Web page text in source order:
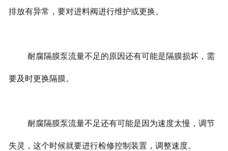
排放有异常，要对进料阀进行维护或更换。
耐腐隔膜泵流量不足的原因还有可能是隔膜损坏，需
要及时更换隔膜。
耐腐隔膜泵流量不足还有可能是因为速度太慢，调节
失灵，这个时候就要进行检修控制装置，调整速度。